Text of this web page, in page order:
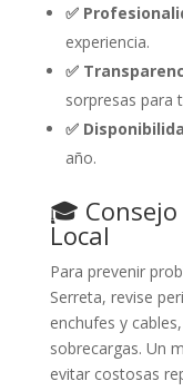
✅
experiencia.
✅
sorpresas para
✅
año.
🎓
Local
Para prevenir
Serreta, revise
enchufes y
sobrecargas. Un
evitar costosas